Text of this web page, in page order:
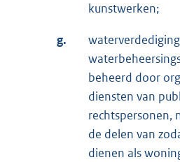
kunstwerken;
g.
beheerd door
diensten van
rechtspersonen,
de delen van
dienen als